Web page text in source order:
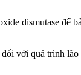
dismutase để
với quá trình